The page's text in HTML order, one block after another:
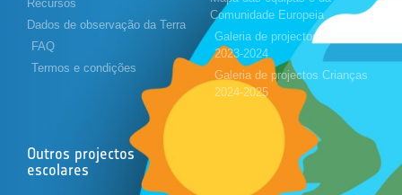
Recursos
Dados de observação da Terra
FAQ
Termos e condições
Comunidade Europeia
Galeria de projectos Crianças
2023-2024
Galeria de projectos Crianças
2024-2025
Outros projectos
escolares